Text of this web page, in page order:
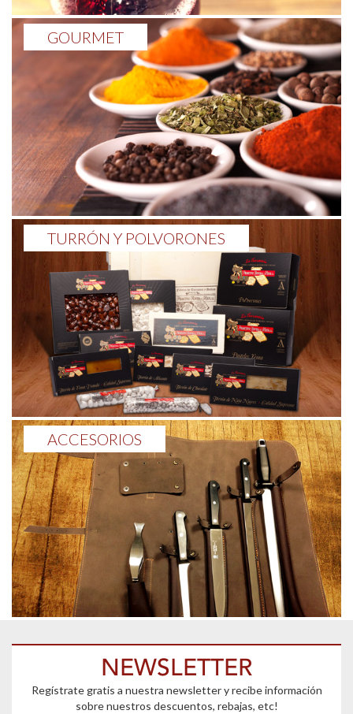
GOURMET
TURRÓN Y POLVORONES
ACCESORIOS
NEWSLETTER
Regístrate gratis a nuestra newsletter y recibe información
sobre nuestros descuentos, rebajas, etc!